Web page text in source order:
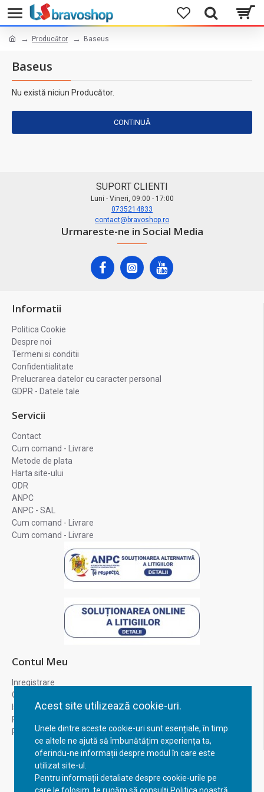
Acest site utilizează cookie-uri.
Unele dintre aceste cookie-uri sunt esențiale, în timp
ce altele ne ajută să îmbunătățim experiența ta,
oferindu-ne informații despre modul în care este
utilizat site-ul.
Pentru informații detaliate despre cookie-urile pe
Producător Baseus
Baseus
Nu există niciun Producător.
CONTINUĂ
SUPORT CLIENTI
Luni - Vineri, 09:00 - 17:00
0735214833
contact@bravoshop.ro
Urmareste-ne in Social Media
Informatii
Politica Cookie
Despre noi
Termeni si conditii
Confidentialitate
Prelucrarea datelor cu caracter personal
GDPR - Datele tale
Servicii
Contact
Cum comand - Livrare
Metode de plata
Harta site-ului
ODR
ANPC
ANPC - SAL
Cum comand - Livrare
Cum comand - Livrare
Contul Meu
Inregistrare
Contul meu
Istoric comenzi
Recuperare parola
Returnare produs